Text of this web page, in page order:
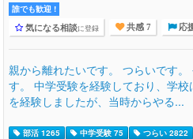
誰でも歓迎 !
気になる相談に登録 共感 7 応
親から離れたいです。 つらいです
す。 中学受験を経験しており、学
を経験しましたが、当時からやる...
部活 1265 中学受験 75 つらい 2822